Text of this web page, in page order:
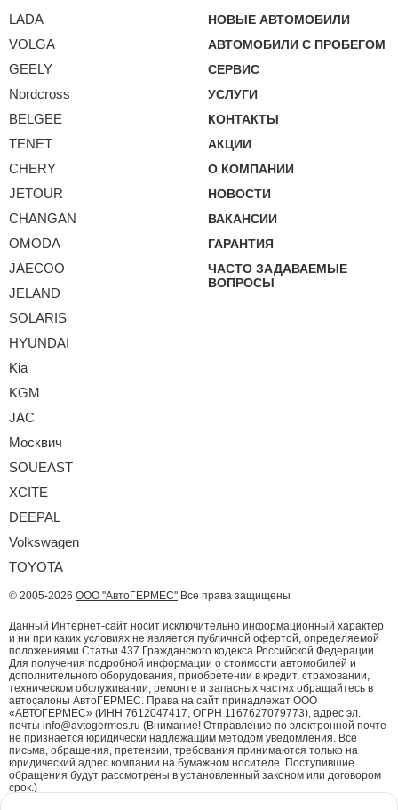
LADA
VOLGA
GEELY
Nordcross
BELGEE
TENET
CHERY
JETOUR
CHANGAN
OMODA
JAECOO
JELAND
SOLARIS
HYUNDAI
Kia
KGM
JAC
Москвич
SOUEAST
XCITE
DEEPAL
Volkswagen
TOYOTA
НОВЫЕ АВТОМОБИЛИ
АВТОМОБИЛИ С ПРОБЕГОМ
СЕРВИС
УСЛУГИ
КОНТАКТЫ
АКЦИИ
О КОМПАНИИ
НОВОСТИ
ВАКАНСИИ
ГАРАНТИЯ
ЧАСТО ЗАДАВАЕМЫЕ
ВОПРОСЫ
© 2005-2026 ООО "АвтоГЕРМЕС" Все права защищены
Данный Интернет-сайт носит исключительно информационный характер
и ни при каких условиях не является публичной офертой, определяемой
положениями Статьи 437 Гражданского кодекса Российской Федерации.
Для получения подробной информации о стоимости автомобилей и
дополнительного оборудования, приобретении в кредит, страховании,
техническом обслуживании, ремонте и запасных частях обращайтесь в
автосалоны АвтоГЕРМЕС. Права на сайт принадлежат ООО
«АВТОГЕРМЕС» (ИНН 7612047417, ОГРН 1167627079773), адрес эл.
почты info@avtogermes.ru (Внимание! Отправление по электронной почте
не признаётся юридически надлежащим методом уведомления. Все
письма, обращения, претензии, требования принимаются только на
юридический адрес компании на бумажном носителе. Поступившие
обращения будут рассмотрены в установленный законом или договором
срок.)